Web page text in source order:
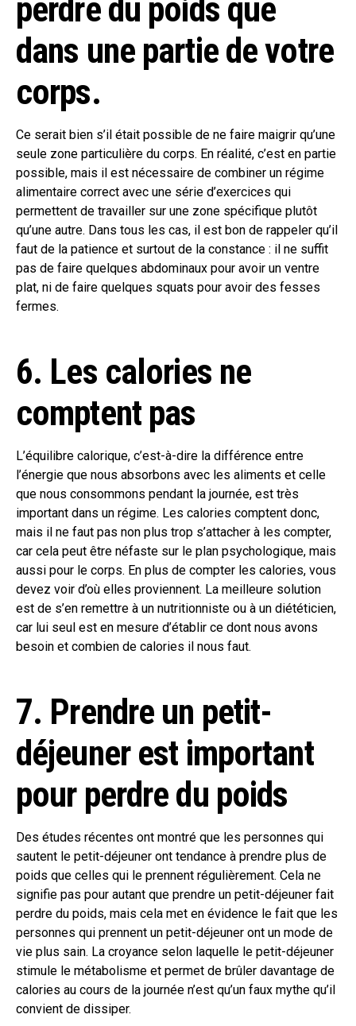
perdre du poids que
dans une partie de votre
corps.
Ce serait bien s’il était possible de ne faire maigrir qu’une
seule zone particulière du corps. En réalité, c’est en partie
possible, mais il est nécessaire de combiner un régime
alimentaire correct avec une série d’exercices qui
permettent de travailler sur une zone spécifique plutôt
qu’une autre. Dans tous les cas, il est bon de rappeler qu’il
faut de la patience et surtout de la constance : il ne suffit
pas de faire quelques abdominaux pour avoir un ventre
plat, ni de faire quelques squats pour avoir des fesses
fermes.
6. Les calories ne
comptent pas
L’équilibre calorique, c’est-à-dire la différence entre
l’énergie que nous absorbons avec les aliments et celle
que nous consommons pendant la journée, est très
important dans un régime. Les calories comptent donc,
mais il ne faut pas non plus trop s’attacher à les compter,
car cela peut être néfaste sur le plan psychologique, mais
aussi pour le corps. En plus de compter les calories, vous
devez voir d’où elles proviennent. La meilleure solution
est de s’en remettre à un nutritionniste ou à un diététicien,
car lui seul est en mesure d’établir ce dont nous avons
besoin et combien de calories il nous faut.
7. Prendre un petit-
déjeuner est important
pour perdre du poids
Des études récentes ont montré que les personnes qui
sautent le petit-déjeuner ont tendance à prendre plus de
poids que celles qui le prennent régulièrement. Cela ne
signifie pas pour autant que prendre un petit-déjeuner fait
perdre du poids, mais cela met en évidence le fait que les
personnes qui prennent un petit-déjeuner ont un mode de
vie plus sain. La croyance selon laquelle le petit-déjeuner
stimule le métabolisme et permet de brûler davantage de
calories au cours de la journée n’est qu’un faux mythe qu’il
convient de dissiper.